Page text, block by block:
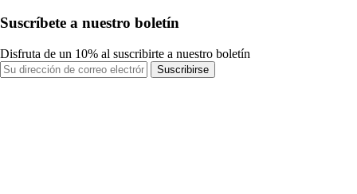
Suscríbete a nuestro boletín
Disfruta de un 10% al suscribirte a nuestro boletín
Suscribirse